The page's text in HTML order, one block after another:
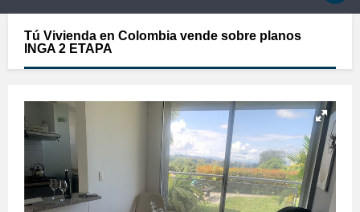
Tú Vivienda en Colombia vende sobre planos
INGA 2 ETAPA